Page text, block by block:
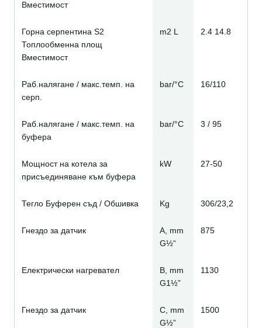
Вместимост
Горна серпентина S2
Топлообменна площ
Вместимост
m2 L 2.4 14.8
Раб.налягане / макс.темп. на
серп.
bar/°C 16/110
Раб.налягане / макс.темп. на
буфера
bar/°C 3 / 95
Мощност на котела за
присъединяване към буфера
kW 27-50
Тегло Буферен съд / Обшивка Kg 306/23,2
Гнездо за датчик
A, mm
G½“
875
Електрически нагревател
B, mm
G1½”
1130
Гнездо за датчик
C, mm
G½”
1500